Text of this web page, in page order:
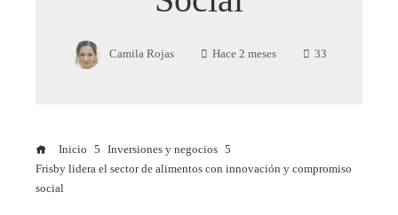
Camila Rojas Hace 2 meses 33
Inicio
Inversiones y negocios
Frisby lidera el sector de alimentos con innovación y compromiso
social